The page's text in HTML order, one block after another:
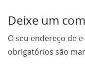
k
Deixe um
O seu endereço de
obrigatórios são